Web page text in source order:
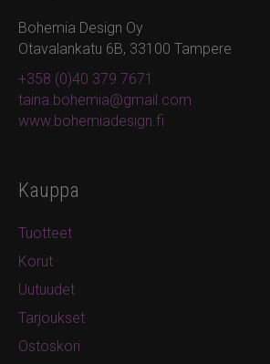
Bohemia Design Oy
Otavalankatu 6B, 33100 Tampere
+358 (0)40 379 7671
taina.bohemia@gmail.com
www.bohemiadesign.fi
Kauppa
Tuotteet
Korut
Uutuudet
Tarjoukset
Ostoskori